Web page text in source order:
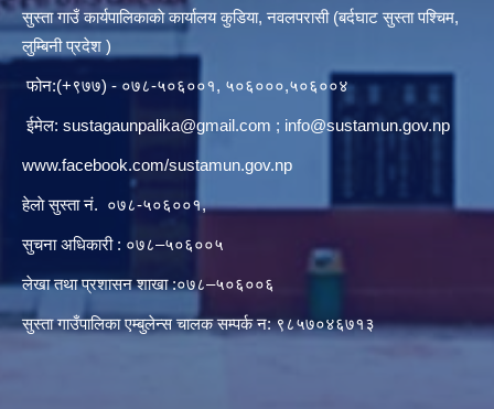
सुस्ता गाउँ कार्यपालिकाकाे कार्यालय कुडिया, नवलपरासी (बर्दघाट सुस्ता पश्चिम,
लुम्बिनी प्रदेश )
फोन:(+९७७) - ०७८-५०६००१, ५०६०००,५०६००४
ईमेल: sustagaunpalika@gmail.com ; info@sustamun.gov.np
www.facebook.com/sustamun.gov.np
हेलाे सुस्ता नं. ०७८-५०६००१,
सुचना अधिकारी : ०७८–५०६००५
लेखा तथा प्रशासन शाखा :०७८–५०६००६
सुस्ता गाउँपालिका एम्बुलेन्स चालक सम्पर्क न‌‍: ९८५७०४६७१३